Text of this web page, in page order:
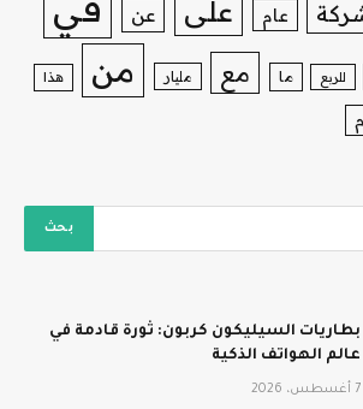
عام على عن
للربع ما مع مليار من هذا
بطاريات السيليكون كربون: ثورة قادمة في
عالم الهواتف الذكية
7 أغسطس، 2026